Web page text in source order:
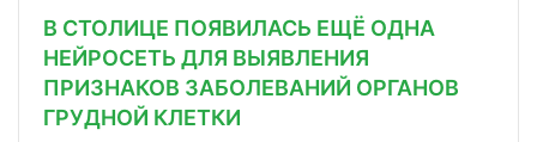
В СТОЛИЦЕ ПОЯВИЛАСЬ ЕЩЁ ОДНА
НЕЙРОСЕТЬ ДЛЯ ВЫЯВЛЕНИЯ
ПРИЗНАКОВ ЗАБОЛЕВАНИЙ ОРГАНОВ
ГРУДНОЙ КЛЕТКИ